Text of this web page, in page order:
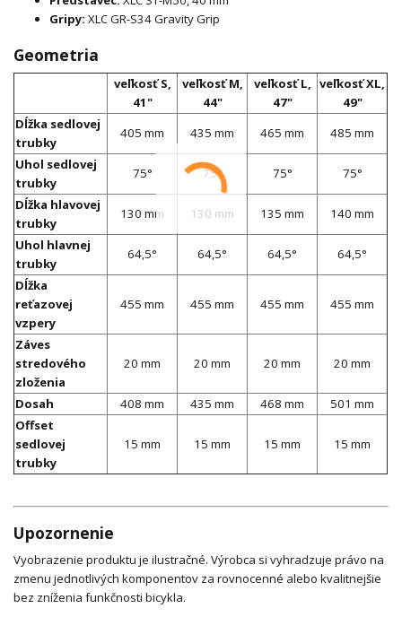
Gripy: XLC GR-S34 Gravity Grip
Geometria
veľkosť S,
41"
veľkosť M,
44"
veľkosť L,
47"
veľkosť XL,
49"
Dĺžka sedlovej
trubky
405 mm 435 mm 465 mm
485 mm
Uhol sedlovej
trubky
75° 75° 75°
75°
Dĺžka hlavovej
trubky
130 mm 130 mm 135 mm
140 mm
Uhol hlavnej
trubky
64,5° 64,5° 64,5°
64,5°
Dĺžka
reťazovej
vzpery
455 mm 455 mm 455 mm 455 mm
Záves
stredového
zloženia
20 mm 20 mm 20 mm 20 mm
Dosah 408 mm 435 mm 468 mm
501 mm
Offset
sedlovej
trubky
15 mm 15 mm 15 mm 15 mm
Upozornenie
Vyobrazenie produktu je ilustračné. Výrobca si vyhradzuje právo na
zmenu jednotlivých komponentov za rovnocenné alebo kvalitnejšie
bez zníženia funkčnosti bicykla.